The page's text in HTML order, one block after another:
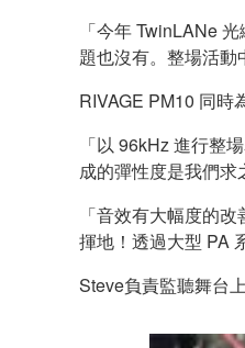
「今年 TwinLANe
題也沒有。整場活動
RIVAGE PM10 同時
「以 96kHz 進行整
成的彈性度是我們求
「音效有大幅度的
揮地！透過大型 PA
Steve負責監聽舞台